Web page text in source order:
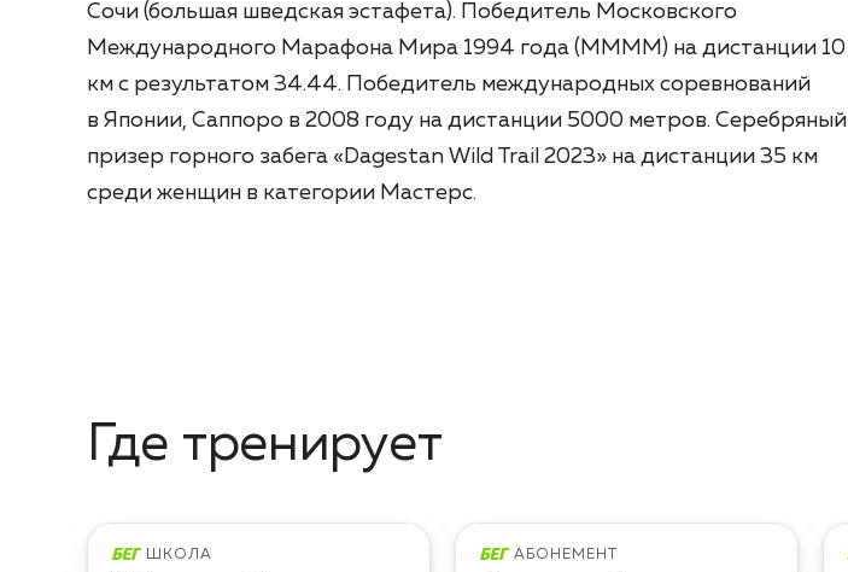
Сочи (большая шведская эстафета). Победитель Московского
Международного Марафона Мира 1994 года (ММММ) на дистанции 10
км с результатом 34.44. Победитель международных соревнований
в Японии, Саппоро в 2008 году на дистанции 5000 метров. Серебряный
призер горного забега «Dagestan Wild Trail 2023» на дистанции 35 км
среди женщин в категории Мастерс.
Где тренирует
ШКОЛА АБОНЕМЕНТ